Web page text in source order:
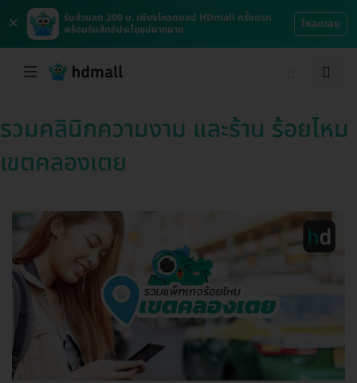
×
รับส่วนลด 200 บ. เพียงโหลดแอป HDmall ครั้งแรก
พร้อมรับสิทธิประโยชน์มากมาย
โหลดเลย
รวมคลินิกความงาม และร้าน ร้อยไหม
เขตคลองเตย